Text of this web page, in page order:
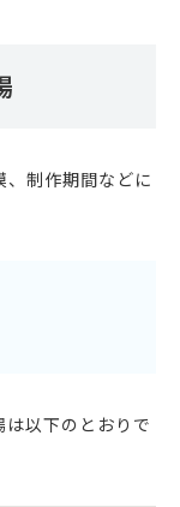
制作期間などに
以下のとおりで